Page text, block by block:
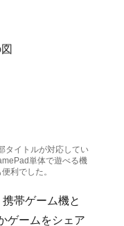
タイトルが対応してい
単体で遊べる機
利でした。
帯ゲーム機と
ゲームをシェア